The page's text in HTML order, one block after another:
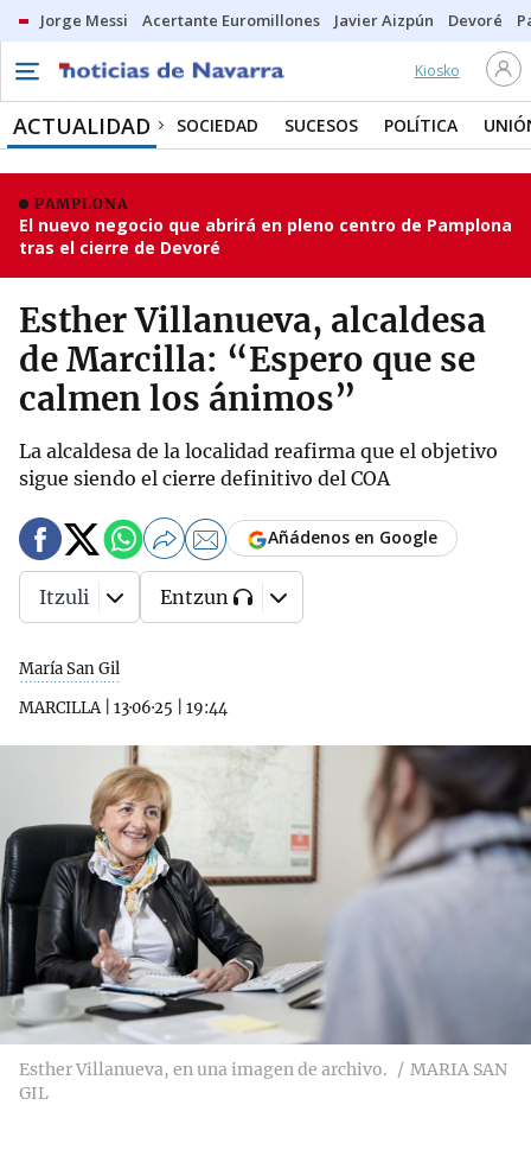
Jorge Messi Acertante Euromillones Javier Aizpún Devoré
Kiosko
ACTUALIDAD SOCIEDAD SUCESOS POLÍTICA
PAMPLONA
El nuevo negocio que abrirá en pleno centro de Pamplona
tras el cierre de Devoré
Esther Villanueva, alcaldesa
de Marcilla: “Espero que se
calmen los ánimos”
La alcaldesa de la localidad reafirma que el objetivo
sigue siendo el cierre definitivo del COA
María San Gil
MARCILLA| 13·06·25 19:44
Añádenos en Google
Itzuli Entzun
Esther Villanueva, en una imagen de archivo.
MARIA SAN
GIL